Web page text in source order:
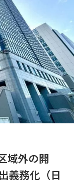
域外の開
義務化（日